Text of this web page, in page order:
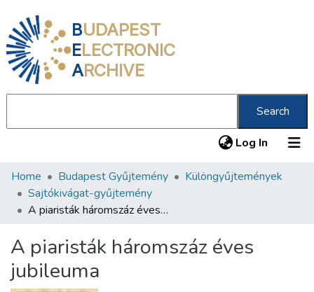
BUDAPEST
ELECTRONIC
ARCHIVE
Search
Log In (current)
Communities & Collections
All of DSpace
About us
Home Budapest Gyűjtemény
Különgyűjtemények
Sajtókivágat-gyűjtemény
A piaristák háromszáz éves jubileuma
A piaristák háromszáz éves
jubileuma